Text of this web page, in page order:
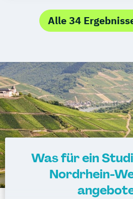
Alle 34
Was für ein
Nordrhein-